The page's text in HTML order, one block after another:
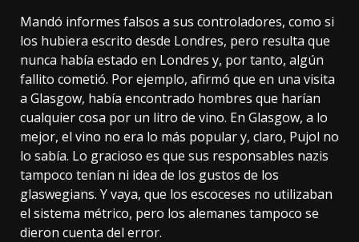
Mandó informes falsos a sus controladores, como si
los hubiera escrito desde Londres, pero resulta que
nunca había estado en Londres y, por tanto, algún
fallito cometió. Por ejemplo, afirmó que en una visita
a Glasgow, había encontrado hombres que harían
cualquier cosa por un litro de vino. En Glasgow, a lo
mejor, el vino no era lo más popular y, claro, Pujol no
lo sabía. Lo gracioso es que sus responsables nazis
tampoco tenían ni idea de los gustos de los
glaswegians. Y vaya, que los escoceses no utilizaban
el sistema métrico, pero los alemanes tampoco se
dieron cuenta del error.